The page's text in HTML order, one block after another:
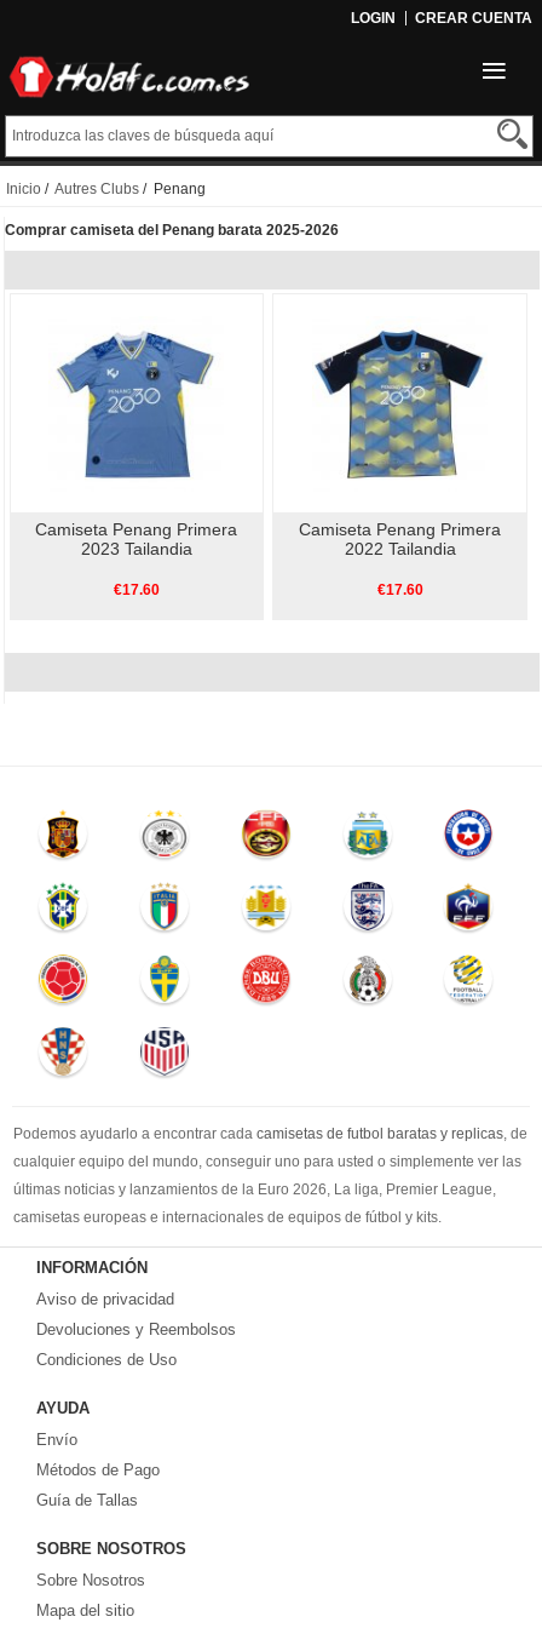
LOGIN CREAR CUENTA
Inicio / Autres Clubs / Penang
Comprar camiseta del Penang barata 2025-2026
Camiseta Penang Primera
2023 Tailandia
€17.60
Camiseta Penang Primera
2022 Tailandia
€17.60
Podemos ayudarlo a encontrar cada camisetas de futbol baratas y replicas , de
cualquier equipo del mundo, conseguir uno para usted o simplemente ver las
últimas noticias y lanzamientos de la Euro 2026, La liga, Premier League,
camisetas europeas e internacionales de equipos de fútbol y kits.
Comprecamisetas de futbol baratasen la tienda deportiva más grande de
Europa. ¡Grandes ofertas en todas las camisetas del club de fútbol, ​​kits
europeos e internacionales, todo a los precios más bajos!
Compre nuestra gran selección de
equipaciones, camisetas y un portero a partir de €17.6. Diseños de fútbol
INFORMACIÓN
Aviso de privacidad
Devoluciones y Reembolsos
Condiciones de Uso
AYUDA
Envío
Métodos de Pago
Guía de Tallas
SOBRE NOSOTROS
Sobre Nosotros
Mapa del sitio